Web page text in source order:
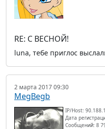
RE: С ВЕСНОЙ!
luna, тебе приглос
2 марта 2017 09:30
MegBegb
IP/Host:
Дата
Сообщений: 8